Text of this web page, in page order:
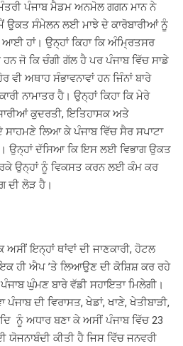
ਪੰਜਾਬ ਮੈਡਮ ਅਨਮੋਲ ਗਗਨ ਮਾਨ ਨੇ
ਉਕਤ ਸੰਮੇਲਨ ਲਈ ਮਾਝੇ ਦੇ ਕਾਰੋਬਾਰੀਆਂ ਨੂੰ
ਹਾਂ। ਉਨ੍ਹਾਂ ਕਿਹਾ ਕਿ ਅੰਮ੍ਰਿਤਸਰ
ਜੋ ਕਿ ਚੰਗੀ ਗੱਲ ਹੈ ਪਰ ਪੰਜਾਬ ਵਿੱਚ ਸਾਡੇ
ਅਥਾਹ ਸੰਭਾਵਨਾਵਾਂ ਹਨ ਜਿੰਨਾਂ ਬਾਰੇ
ਨਾਮਾਤਰ ਹੈ। ਉਨ੍ਹਾਂ ਕਿਹਾ ਕਿ ਮੇਰੇ
ਕੁਦਰਤੀ, ਇਤਿਹਾਸਕ ਅਤੇ
ਸਾਹਮਣੇ ਲਿਆ ਕੇ ਪੰਜਾਬ ਵਿੱਚ ਸੈਰ ਸਪਾਟਾ
ਉਨ੍ਹਾਂ ਦੱਸਿਆ ਕਿ ਇਸ ਲਈ ਵਿਭਾਗ ਉਕਤ
ਉਨ੍ਹਾਂ ਨੂੰ ਵਿਕਸਤ ਕਰਨ ਲਈ ਕੰਮ ਕਰ
ਦੀ ਲੋੜ ਹੈ।
ਇਨ੍ਹਾਂ ਥਾਂਵਾਂ ਦੀ ਜਾਣਕਾਰੀ, ਹੋਟਲ
ਹੀ ਐਪ ’ਤੇ ਲਿਆਉਣ ਦੀ ਕੋਸ਼ਿਸ਼ ਕਰ ਰਹੇ
ਘੁੰਮਣ ਬਾਰੇ ਵੱਡੀ ਸਹਾਇਤਾ ਮਿਲੇਗੀ।
ਦੀ ਵਿਰਾਸਤ, ਖੇਡਾਂ, ਖਾਣੇ, ਖੇਤੀਬਾੜੀ,
ਨੂੰ ਅਧਾਰ ਬਣਾ ਕੇ ਅਸੀਂ ਪੰਜਾਬ ਵਿੱਚ 23
ਕੀਤੀ ਹੈ ਜਿਸ ਵਿੱਚ ਜਨਵਰੀ